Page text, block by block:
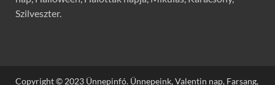
Szilveszter.
Copyright © 2023 Ünnepinfó. Ünnepeink, Valentin nap, Farsang,